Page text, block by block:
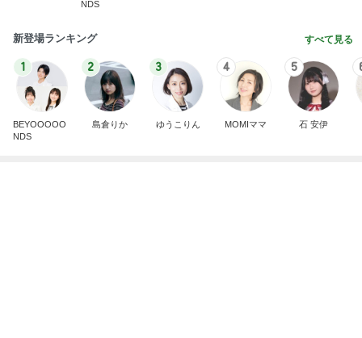
NDS
新登場ランキング すべて見る
1
BEYOOOOO
NDS
2
島倉りか
3
ゆうこりん
4
MOMIママ
5
石 安伊